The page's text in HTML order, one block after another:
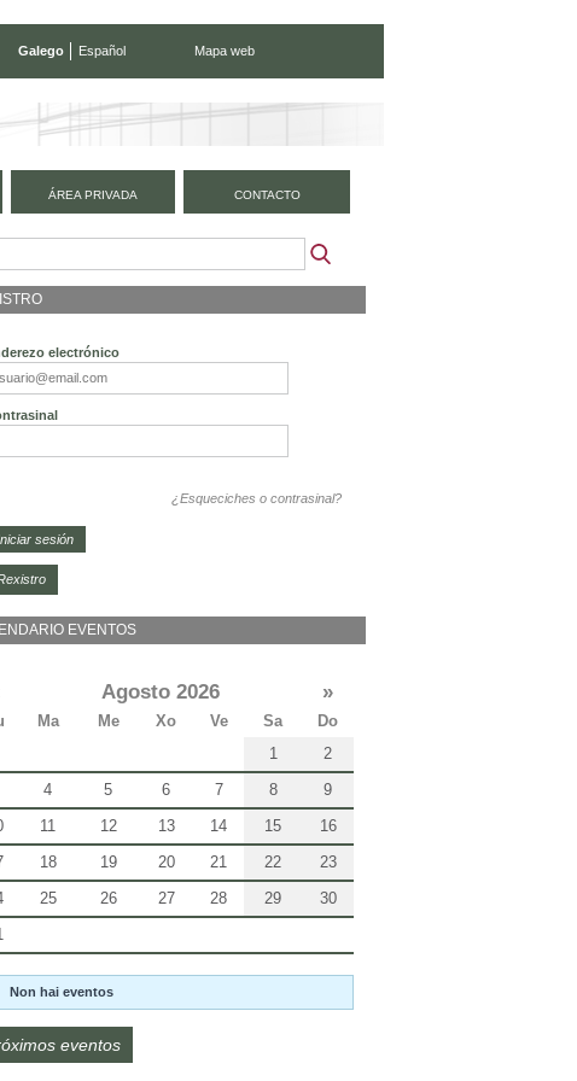
Galego Español Mapa web
ÁREA PRIVADA CONTACTO
electrónico
¿Esqueciches o contrasinal?
EVENTOS
Agosto 2026 »
Ma Me Xo Ve Sa
Do
1
2
4 5 6 7 8
9
11 12 13 14 15
16
18 19 20 21 22
23
25 26 27 28 29
30
Non hai eventos
eventos